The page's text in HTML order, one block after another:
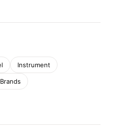
Instrument